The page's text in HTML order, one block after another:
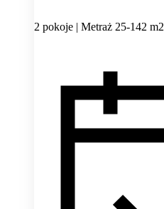
2 pokoje | Metraż 25-142 m2